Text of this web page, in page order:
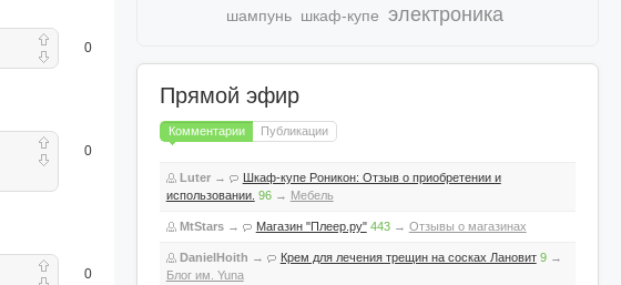
0
0
0
шампунь шкаф-купе электроника
Прямой эфир
Комментарии Публикации
Luter→
Шкаф-купе Роникон: Отзыв о приобретении и
использовании. 96→ Мебель
MtStars→ Магазин "Плеер.ру" 443→ Отзывы о магазинах
DanielHoith → Крем для лечения трещин на сосках Лановит 9→
Блог им. Yuna